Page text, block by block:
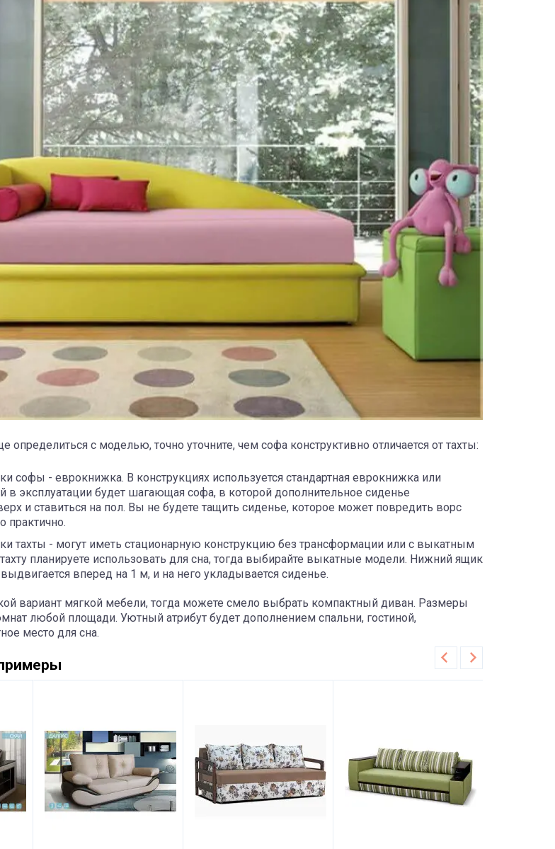
с моделью, точно уточните, чем софа конструктивно отличается от тахты:
софы - еврокнижка. В конструкциях используется стандартная еврокнижка или
в эксплуатации будет шагающая софа, в которой дополнительное сиденье
и ставиться на пол. Вы не будете тащить сиденье, которое может повредить ворс
практично.
тахты - могут иметь стационарную конструкцию без трансформации или с выкатным
планируете использовать для сна, тогда выбирайте выкатные модели. Нижний ящик
вперед на 1 м, и на него укладывается сиденье.
вариант мягкой мебели, тогда можете смело выбрать компактный диван. Размеры
любой площади. Уютный атрибут будет дополнением спальни, гостиной,
место для сна.